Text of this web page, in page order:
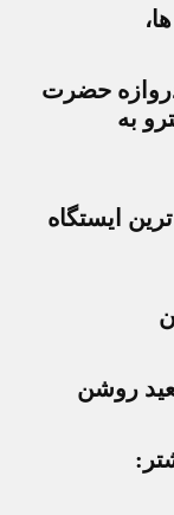
حضرت
به
ایستگاه
روشن